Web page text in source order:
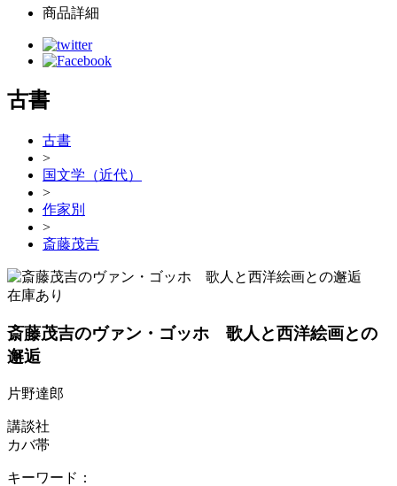
商品詳細
古書
古書
>
国文学（近代）
>
作家別
>
斎藤茂吉
在庫あり
斎藤茂吉のヴァン・ゴッホ 歌人と西洋絵画との
邂逅
片野達郎
講談社
カバ帯
キーワード：